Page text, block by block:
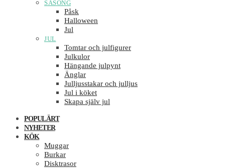
SÄSONG
Påsk
Halloween
Jul
JUL
Tomtar och julfigurer
Julkulor
Hängande julpynt
Änglar
Julljusstakar och julljus
Jul i köket
Skapa själv jul
POPULÄRT
NYHETER
KÖK
Muggar
Burkar
Disktrasor